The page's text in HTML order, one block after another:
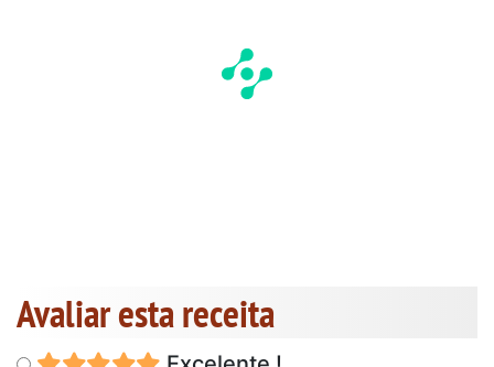
Avaliar esta receita